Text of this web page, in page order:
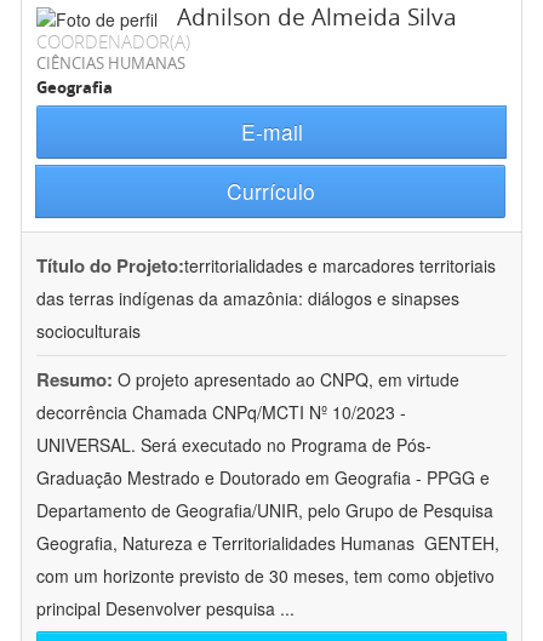
Adnilson de Almeida Silva
COORDENADOR(A)
CIÊNCIAS HUMANAS
Geografia
E-mail
Currículo
Título do Projeto:territorialidades e marcadores territoriais
das terras indígenas da amazônia: diálogos e sinapses
socioculturais
Resumo: O projeto apresentado ao CNPQ, em virtude
decorrência Chamada CNPq/MCTI Nº 10/2023 -
UNIVERSAL. Será executado no Programa de Pós-
Graduação Mestrado e Doutorado em Geografia - PPGG e
Departamento de Geografia/UNIR, pelo Grupo de Pesquisa
Geografia, Natureza e Territorialidades Humanas  GENTEH,
com um horizonte previsto de 30 meses, tem como objetivo
principal Desenvolver pesquisa ...